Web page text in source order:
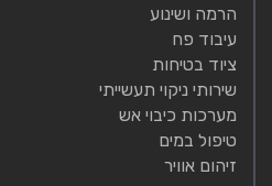
הרמה ושינוע
עיבוד פח
ציוד בטיחות
שירותי ניקוי תעשייתי
מערכות כיבוי אש
טיפול במים
זיהום אוויר